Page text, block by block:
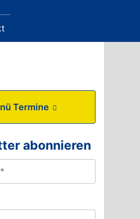
Termine
abonnieren